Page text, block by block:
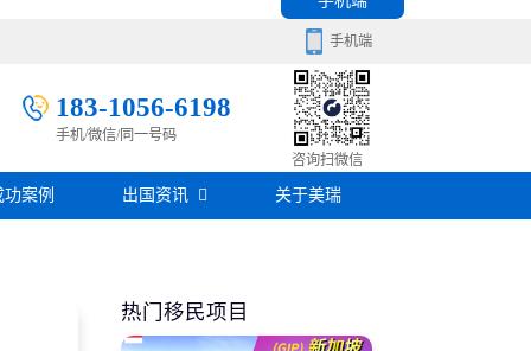
手机端
183-1056-6198
手机/微信/同一号码
咨询扫微信
功案例 出国资讯
移民百科
房产知识
移民问答
关于美瑞
热门移民项目